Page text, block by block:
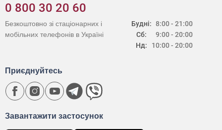
0 800 30 20 60
Будні:
Сб:
Нд:
8:00 - 21:00
9:00 - 20:00
10:00 - 20:00
Безкоштовно зі стаціонарних і
мобільних телефонів в Україні
Завантажити застосунок
Приєднуйтесь